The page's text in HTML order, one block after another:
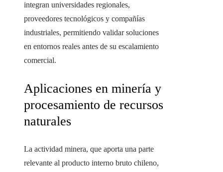
integran universidades regionales,
proveedores tecnológicos y compañías
industriales, permitiendo validar soluciones
en entornos reales antes de su escalamiento
comercial.
Aplicaciones en minería y
procesamiento de recursos
naturales
La actividad minera, que aporta una parte
relevante al producto interno bruto chileno,